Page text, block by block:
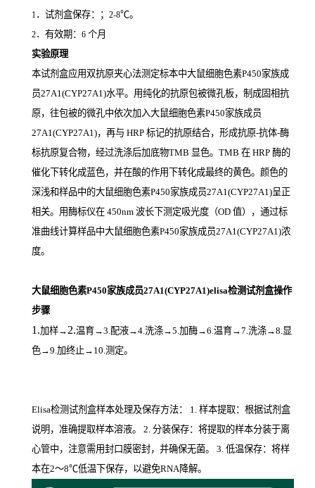
1．试剂盒保存：； 2-8℃。
2．有效期： 6 个月
实验原理
本试剂盒应用双抗原夹心法测定标本中大鼠细胞色素P450家族成
员27A1(CYP27A1)水平。用纯化的抗原包被微孔板，制成固相抗
原，往包被的微孔中依次加入大鼠细胞色素P450家族成员
27A1(CYP27A1)，再与 HRP 标记的抗原结合，形成抗原-抗体-酶
标抗原复合物，经过洗涤后加底物TMB 显色。 TMB 在 HRP 酶的
催化下转化成蓝色，并在酸的作用下转化成最终的黄色。颜色的
深浅和样品中的大鼠细胞色素P450家族成员27A1(CYP27A1)呈正
相关。用酶标仪在 450nm 波长下测定吸光度（OD 值），通过标
准曲线计算样品中大鼠细胞色素P450家族成员27A1(CYP27A1)浓
度。
大鼠细胞色素P450家族成员27A1(CYP27A1)elisa检测试剂盒操作
步骤
1.加样→ 2.温育→3.配液→4.洗涤→5.加酶→6.温育→7.洗涤→8.显
色→9.加终止→10.测定。
Elisa检测试剂盒样本处理及保存方法： 1. 样本提取：根据试剂盒
说明，准确提取样本溶液。 2. 分装保存：将提取的样本分装于离
心管中，注意需用封口膜密封，并确保无菌。 3. 低温保存：将样
本在2～8℃低温下保存，以避免RNA降解。